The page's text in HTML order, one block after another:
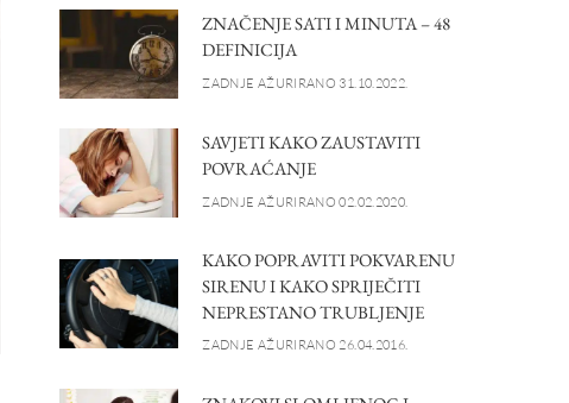
ZNAČENJE SATI I MINUTA – 48
DEFINICIJA
ZADNJE AŽURIRANO 31.10.2022.
SAVJETI KAKO ZAUSTAVITI
POVRAĆANJE
ZADNJE AŽURIRANO 02.02.2020.
KAKO POPRAVITI POKVARENU
SIRENU I KAKO SPRIJEČITI
NEPRESTANO TRUBLJENJE
ZADNJE AŽURIRANO 26.04.2016.